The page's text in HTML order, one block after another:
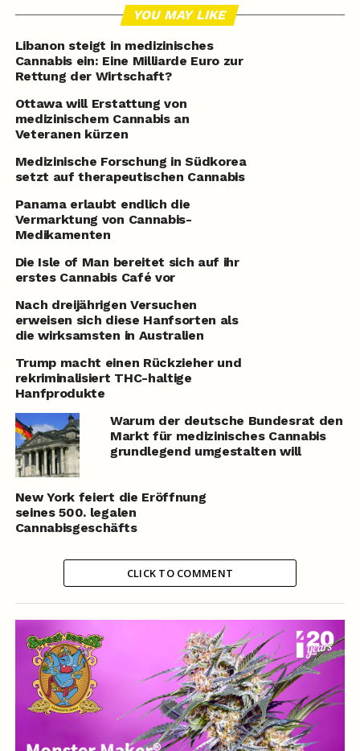
YOU MAY LIKE
Libanon steigt in medizinisches
Cannabis ein: Eine Milliarde Euro zur
Rettung der Wirtschaft?
Ottawa will Erstattung von
medizinischem Cannabis an
Veteranen kürzen
Medizinische Forschung in Südkorea
setzt auf therapeutischen Cannabis
Panama erlaubt endlich die
Vermarktung von Cannabis-
Medikamenten
Die Isle of Man bereitet sich auf ihr
erstes Cannabis Café vor
Nach dreijährigen Versuchen
erweisen sich diese Hanfsorten als
die wirksamsten in Australien
Trump macht einen Rückzieher und
rekriminalisiert THC-haltige
Hanfprodukte
Warum der deutsche Bundesrat den
Markt für medizinisches Cannabis
grundlegend umgestalten will
New York feiert die Eröffnung
seines 500. legalen
Cannabisgeschäfts
CLICK TO COMMENT